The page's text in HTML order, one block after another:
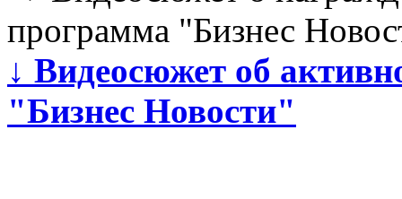
программа "Бизнес
↓ Видеосюжет об
"Бизнес Новости"